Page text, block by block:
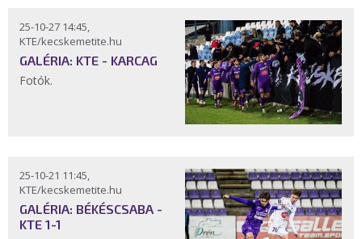
25-10-27 14:45,
KTE/kecskemetite.hu
GALÉRIA: KTE - KARCAG
Fotók.
25-10-21 11:45,
KTE/kecskemetite.hu
GALÉRIA: BÉKÉSCSABA -
KTE 1-1